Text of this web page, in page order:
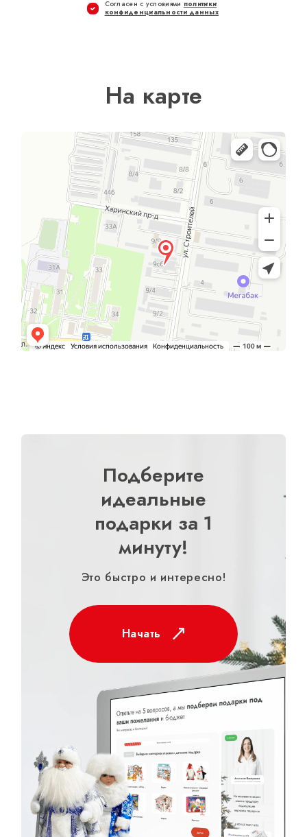
Cогласен с условиями политики
конфиденциальности данных
На карте
Подберите
идеальные
подарки за 1
минуту!
Это быстро и интересно!
Начать